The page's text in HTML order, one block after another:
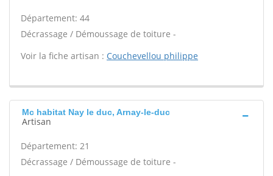
Département: 44
Décrassage / Démoussage de toiture -
Voir la fiche artisan : Couchevellou philippe
Mc habitat Nay le duc, Arnay-le-duc
Artisan
Département: 21
Décrassage / Démoussage de toiture -